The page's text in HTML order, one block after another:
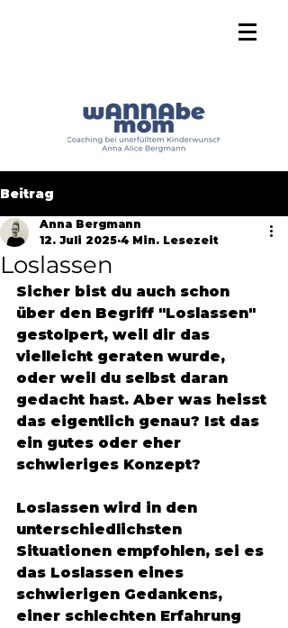
Beitrag
Loslassen
Anna Bergmann
12. Juli 2025 4 Min. Lesezeit
Sicher bist du auch schon
über den Begriff "Loslassen"
gestolpert, weil dir das
vielleicht geraten wurde,
oder weil du selbst daran
gedacht hast. Aber was heisst
das eigentlich genau? Ist das
ein gutes oder eher
schwieriges Konzept?
Loslassen wird in den
unterschiedlichsten
Situationen empfohlen, sei es
das Loslassen eines
schwierigen Gedankens,
einer schlechten Erfahrung